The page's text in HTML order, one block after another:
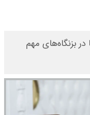
بزنگاه‌های مهم